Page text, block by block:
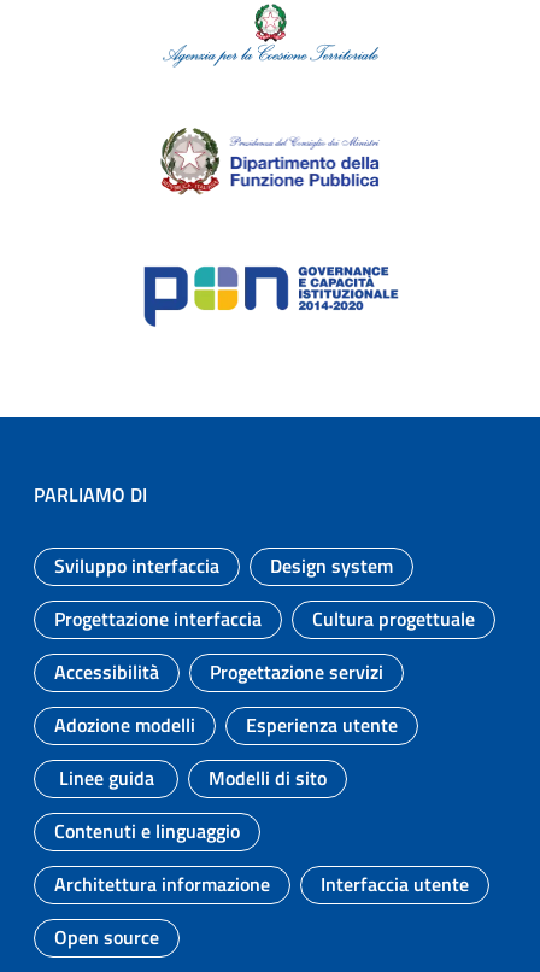
PARLIAMO DI
Argomento:
Sviluppo interfaccia
Argomento:
Design system
Argomento:
Progettazione interfaccia
Argomento:
Cultura progettuale
Argomento:
Accessibilità
Argomento:
Progettazione servizi
Argomento:
Adozione modelli
Argomento:
Esperienza utente
Argomento:
Linee guida
Argomento:
Modelli di sito
Argomento:
Contenuti e linguaggio
Argomento:
Architettura informazione
Argomento:
Interfaccia utente
Argomento:
Open source